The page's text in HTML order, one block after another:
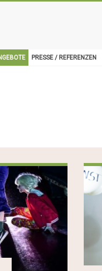
PRESSE / REFERENZEN